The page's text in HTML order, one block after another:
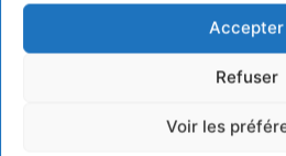
Accepter
Refuser
Voir les
Sur
hydrique et déréglé tout le